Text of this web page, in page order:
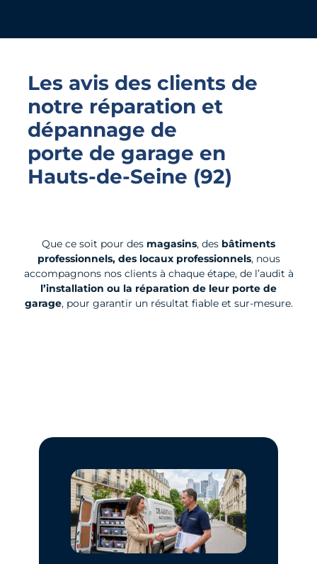
Les avis des clients de
notre réparation et
dépannage de
porte de garage en
Hauts-de-Seine (92)
Que ce soit pour des magasins, des bâtiments
professionnels, des locaux professionnels, nous
accompagnons nos clients à chaque étape, de l’audit à
l’installation ou la réparation de leur porte de
garage, pour garantir un résultat fiable et sur-mesure.